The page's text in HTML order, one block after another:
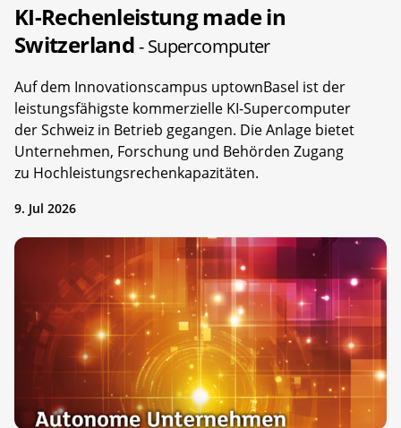
KI-Rechenleistung made in
Switzerland- Supercomputer
Auf dem Innovationscampus uptownBasel ist der
leistungsfähigste kommerzielle KI-Supercomputer
der Schweiz in Betrieb gegangen. Die Anlage bietet
Unternehmen, Forschung und Behörden Zugang
zu Hochleistungsrechenkapazitäten.
9. Jul 2026